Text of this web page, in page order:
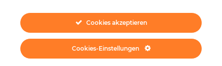
Cookies akzeptieren
Cookies-Einstellungen